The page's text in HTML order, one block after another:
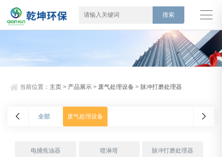
当前位置： 主页 > 产品展示 > 废气处理设备 > 脉冲打磨处理器
全部 废气处理设备
电捕焦油器 喷淋塔 脉冲打磨处理器